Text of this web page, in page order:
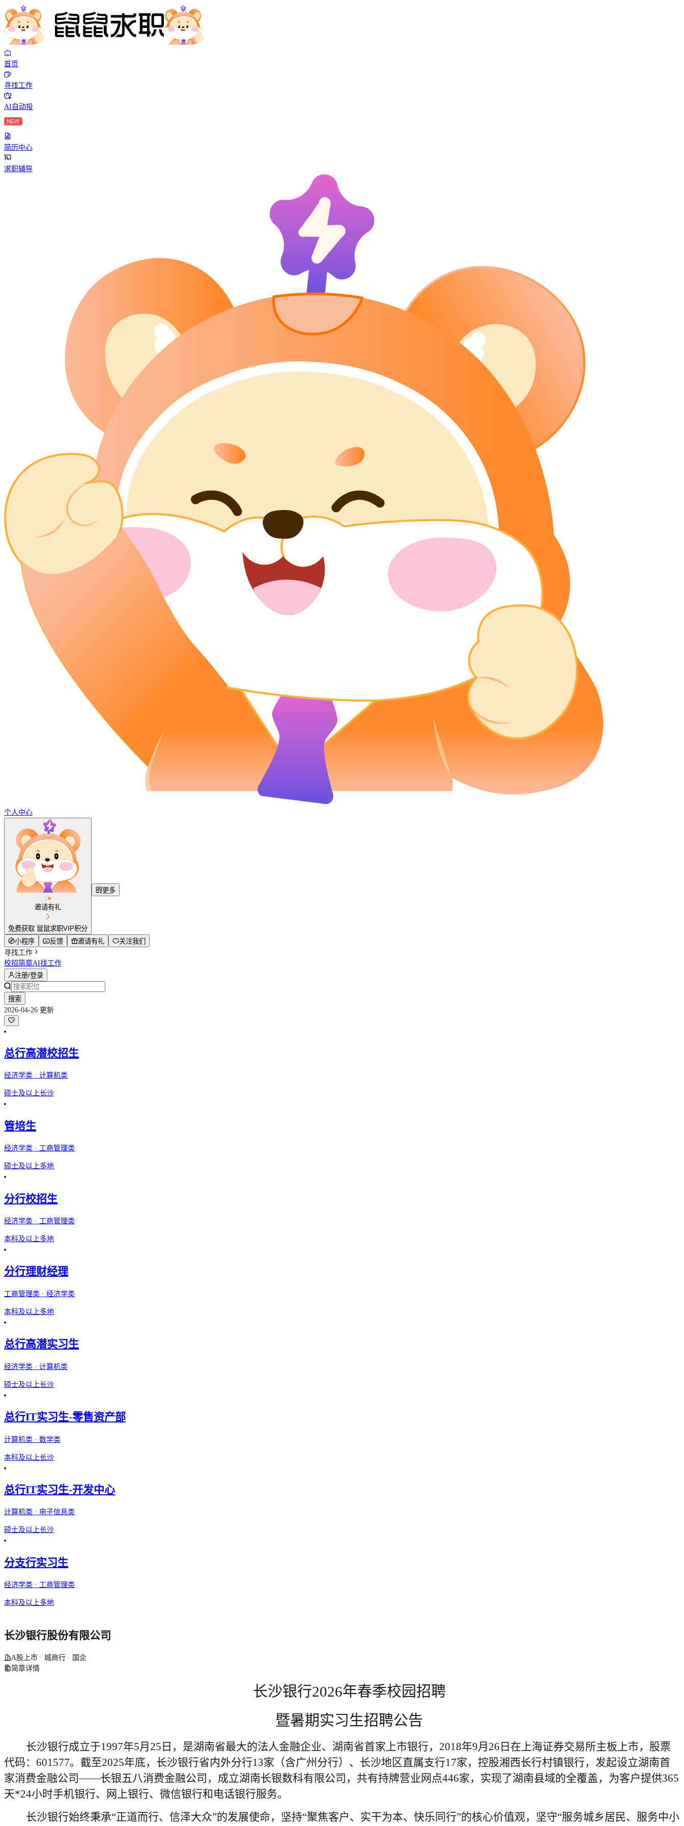
首页
寻找工作
AI自动投
简历中心
求职辅导
个人中心
邀请有礼
免费获取 鼠鼠求职VIP积分
更多
小程序 反馈 邀请有礼
关注我们
寻找工作
校招简章AI找工作
注册/登录
搜索
2026-04-26 更新
总行高潜校招生
经济学类 · 计算机类
硕士及以上长沙
管培生
经济学类 · 工商管理类
硕士及以上多地
分行校招生
经济学类 · 工商管理类
本科及以上多地
分行理财经理
工商管理类 · 经济学类
本科及以上多地
总行高潜实习生
经济学类 · 计算机类
硕士及以上长沙
总行IT实习生-零售资产部
计算机类 · 数学类
本科及以上长沙
总行IT实习生-开发中心
计算机类 · 电子信息类
硕士及以上长沙
分支行实习生
经济学类 · 工商管理类
本科及以上多地
长沙银行股份有限公司
A股上市 · 城商行 · 国企
简章详情
长沙银行2026年春季校园招聘
暨暑期实习生招聘公告
长沙银行成立于1997年5月25日，是湖南省最大的法人金融企业、湖南省首家上市银行，2018年9月26日在上海证券交易所主板上市，股票
代码： 601577。截至2025年底，长沙银行省内外分行13家（含广州分行）、长沙地区直属支行17家，控股湘西长行村镇银行，发起设立湖南首
家消费金融公司——长银五八消费金融公司，成立湖南长银数科有限公司，共有持牌营业网点446家，实现了湖南县域的全覆盖，为客户提供365
天*24小时手机银行、网上银行、微信银行和电话银行服务。
长沙银行始终秉承“正道而行、信泽大众”的发展使命，坚持“聚焦客户、实干为本、快乐同行”的核心价值观，坚守“服务城乡居民、服务中小